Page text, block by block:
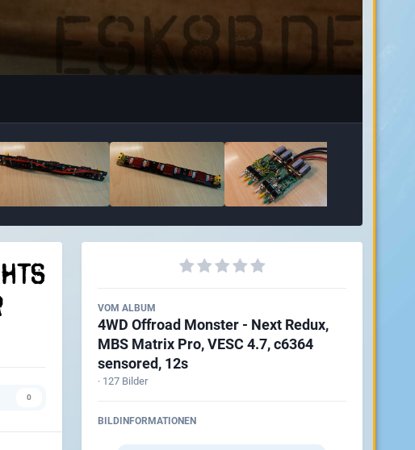
0
VOM ALBUM
4WD Offroad Monster - Next Redux,
MBS Matrix Pro, VESC 4.7, c6364
sensored, 12s
· 127 Bilder
BILDINFORMATIONEN